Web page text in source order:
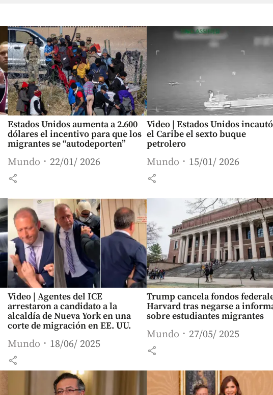
Estados Unidos aumenta a 2.600
dólares el incentivo para que los
migrantes se “autodeporten”
Mundo 22/01/ 2026
share
Video | Estados Unidos
el Caribe el sexto buque
petrolero
Mundo 15/01/ 2026
share
Video | Agentes del ICE
arrestaron a candidato a la
alcaldía de Nueva York en una
corte de migración en EE. UU.
Mundo 18/06/ 2025
share
Trump cancela fondos
Harvard tras negarse a
sobre estudiantes migrantes
Mundo 27/05/ 2025
share